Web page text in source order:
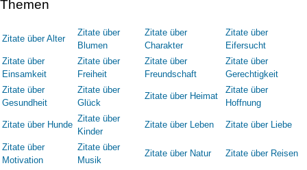
Themen
Zitate über Alter
Zitate über
Blumen
Zitate über
Charakter
Zitate über
Eifersucht
Zitate über
Einsamkeit
Zitate über
Freiheit
Zitate über
Freundschaft
Zitate über
Gerechtigkeit
Zitate über
Gesundheit
Zitate über
Glück
Zitate über Heimat
Zitate über
Hoffnung
Zitate über Hunde
Zitate über
Kinder
Zitate über Leben Zitate über Liebe
Zitate über
Motivation
Zitate über
Musik
Zitate über Natur Zitate über Reisen